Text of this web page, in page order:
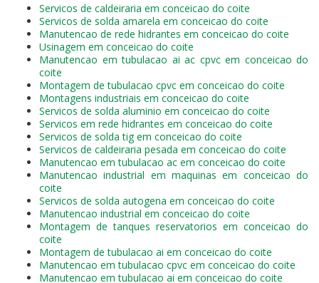
Servicos de caldeiraria em conceicao do coite
Servicos de solda amarela em conceicao do coite
Manutencao de rede hidrantes em conceicao do coite
Usinagem em conceicao do coite
Manutencao em tubulacao ai ac cpvc em conceicao do
coite
Montagem de tubulacao cpvc em conceicao do coite
Montagens industriais em conceicao do coite
Servicos de solda aluminio em conceicao do coite
Servicos em rede hidrantes em conceicao do coite
Servicos de solda tig em conceicao do coite
Servicos de caldeiraria pesada em conceicao do coite
Manutencao em tubulacao ac em conceicao do coite
Manutencao industrial em maquinas em conceicao do
coite
Servicos de solda autogena em conceicao do coite
Manutencao industrial em conceicao do coite
Montagem de tanques reservatorios em conceicao do
coite
Montagem de tubulacao ai em conceicao do coite
Manutencao em tubulacao cpvc em conceicao do coite
Manutencao em tubulacao ai em conceicao do coite